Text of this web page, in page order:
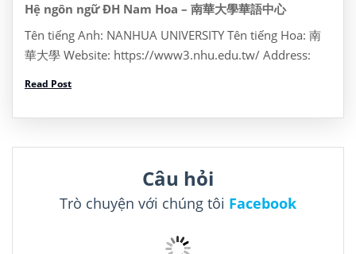
Hệ ngôn ngữ ĐH Nam Hoa – 南華大學華語中心
Tên tiếng Anh: NANHUA UNIVERSITY Tên tiếng Hoa: 南
華大學 Website: https://www3.nhu.edu.tw/ Address:
Tel: +886 5 272 1001 Thông […]
Read Post
Câu hỏi
Trò chuyện với chúng tôi Facebook